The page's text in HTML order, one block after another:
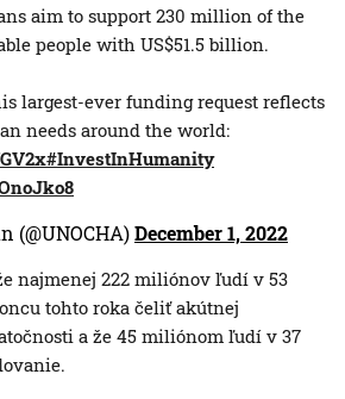
aim to support 230 million of the
people with US$51.5 billion.
largest-ever funding request reflects
needs around the world:
#InvestInHumanity
(@UNOCHA)December 1, 2022
najmenej 222 miliónov ľudí v 53
tohto roka čeliť akútnej
a že 45 miliónom ľudí v 37